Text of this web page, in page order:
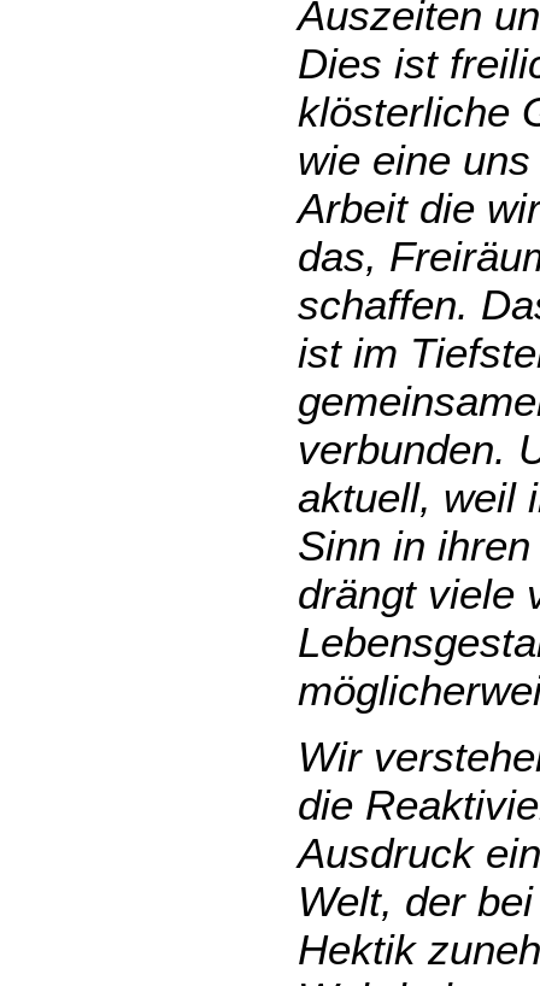
Auszeiten
Dies ist
klösterliche
wie eine
Arbeit die
das,
schaffen.
ist im
verbunden.
aktuell, weil
Sinn in
drängt viele
Wir
die
Ausdruck
Welt, der
Hektik